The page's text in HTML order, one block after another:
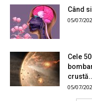
Când
05/07/
Cele
05/07/